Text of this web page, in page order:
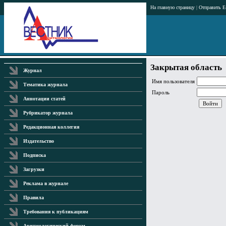
На главную страницу | Отправить
Журнал
Тематика журнала
Аннотации статей
Рубрикатор журнала
Редакционная коллегия
Издательство
Подписка
Загрузки
Реклама в журнале
Правила
Требования к публикациям
Закрытая область
Имя пользователя
Пароль